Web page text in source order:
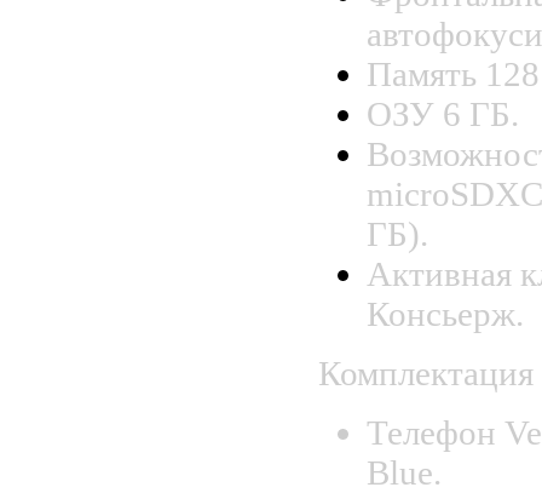
Память
ОЗУ 6 ГБ.
ГБ).
Активная
Консьерж.
Комплектация
Телефон
Blue.